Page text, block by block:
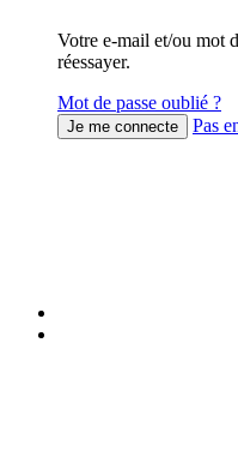
Votre e-mail et/ou mot
réessayer.
Mot de passe oublié ?
Pas